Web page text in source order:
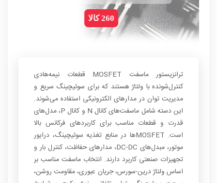
260 کالا
ترانزیستور ماسفت MOSFET قطعات نیمه‌هادی
کنترل‌شونده با ولتاژ هستند که برای سوئیچینگ سریع و
مدیریت توان در مدارهای الکترونیکی استفاده می‌شوند.
این دسته شامل ماسفت‌های کانال N و کانال P، مدل‌های
قدرت و قطعات مناسب برای کاربردهای فرکانس بالا
است. MOSFETها در منابع تغذیه سوئیچینگ، درایور
موتور، مبدل‌های DC-DC، مدارهای حفاظت، کنترل بار و
تجهیزات صنعتی کاربرد دارند. انتخاب ماسفت مناسب بر
اساس ولتاژ درین-سورس، جریان عبوری، مقاومت روشن،